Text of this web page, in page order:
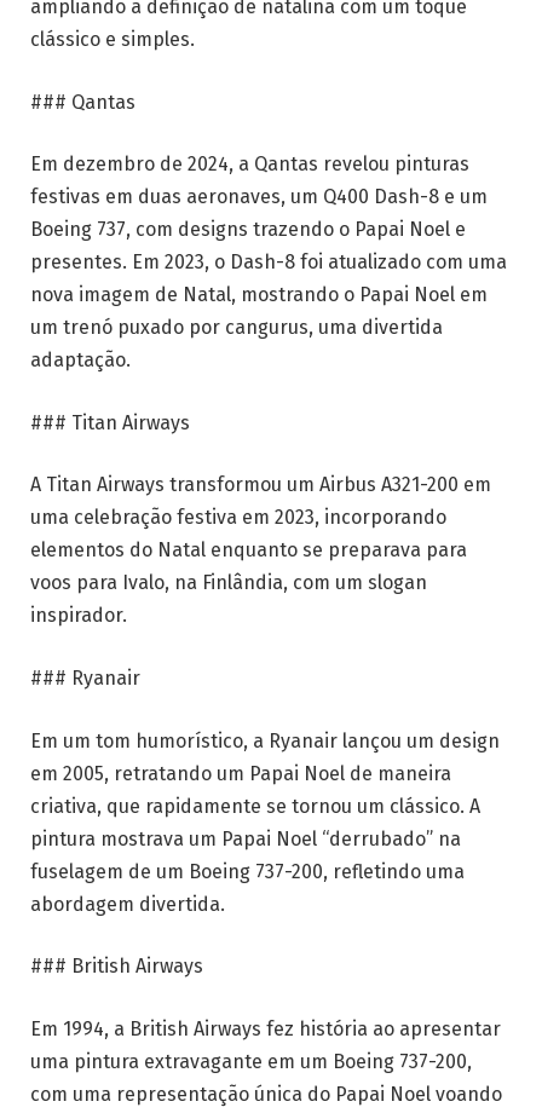
ampliando a definição de natalina com um toque
clássico e simples.
### Qantas
Em dezembro de 2024, a Qantas revelou pinturas
festivas em duas aeronaves, um Q400 Dash-8 e um
Boeing 737, com designs trazendo o Papai Noel e
presentes. Em 2023, o Dash-8 foi atualizado com uma
nova imagem de Natal, mostrando o Papai Noel em
um trenó puxado por cangurus, uma divertida
adaptação.
### Titan Airways
A Titan Airways transformou um Airbus A321-200 em
uma celebração festiva em 2023, incorporando
elementos do Natal enquanto se preparava para
voos para Ivalo, na Finlândia, com um slogan
inspirador.
### Ryanair
Em um tom humorístico, a Ryanair lançou um design
em 2005, retratando um Papai Noel de maneira
criativa, que rapidamente se tornou um clássico. A
pintura mostrava um Papai Noel “derrubado” na
fuselagem de um Boeing 737-200, refletindo uma
abordagem divertida.
### British Airways
Em 1994, a British Airways fez história ao apresentar
uma pintura extravagante em um Boeing 737-200,
com uma representação única do Papai Noel voando